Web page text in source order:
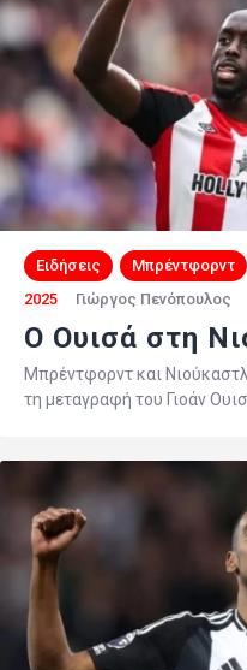
Ειδήσεις Μπρέντφορντ
2025
Γιώργος Πενόπουλος
O Ουισά στη
Μπρέντφορντ και
τη μεταγραφή του Γιοάν